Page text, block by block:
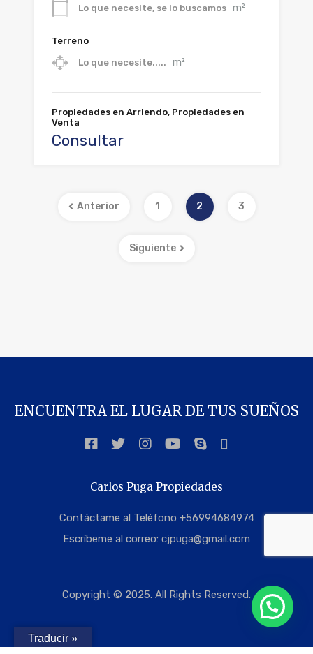
Lo que necesite, se lo buscamos m²
Terreno
Lo que necesite..... m²
Propiedades en Arriendo, Propiedades en
Venta
Consultar
Anterior 1 2 3
Siguiente
ENCUENTRA EL LUGAR DE TUS SUEÑOS
Carlos Puga Propiedades
Contáctame al Teléfono +56994684974
Escríbeme al correo: cjpuga@gmail.com
Copyright © 2025. All Rights Reserved.
Traducir »